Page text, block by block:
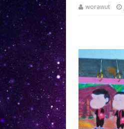
worawut